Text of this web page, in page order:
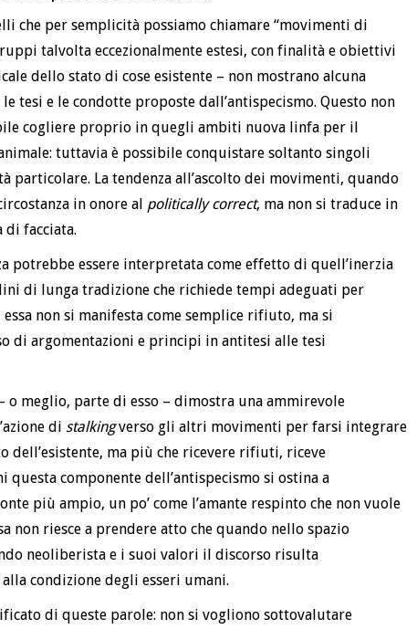
che per semplicità possiamo chiamare “movimenti di
talvolta eccezionalmente estesi, con finalità e obiettivi
dello stato di cose esistente – non mostrano alcuna
tesi e le condotte proposte dall’antispecismo. Questo non
cogliere proprio in quegli ambiti nuova linfa per il
tuttavia è possibile conquistare soltanto singoli
particolare. La tendenza all’ascolto dei movimenti, quando
in onore al politically correct, ma non si traduce in
di facciata.
potrebbe essere interpretata come effetto di quell’inerzia
di lunga tradizione che richiede tempi adeguati per
non si manifesta come semplice rifiuto, ma si
di argomentazioni e principi in antitesi alle tesi
o meglio, parte di esso – dimostra una ammirevole
di stalkingverso gli altri movimenti per farsi integrare
dell’esistente, ma più che ricevere rifiuti, riceve
componente dell’antispecismo si ostina a
più ampio, un po’ come l’amante respinto che non vuole
non riesce a prendere atto che quando nello spazio
neoliberista e i suoi valori il discorso risulta
condizione degli esseri umani.
di queste parole: non si vogliono sottovalutare